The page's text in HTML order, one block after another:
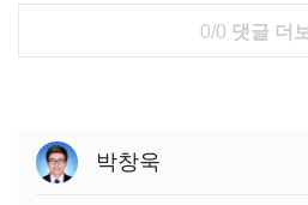
0/0 댓글 더
박창욱